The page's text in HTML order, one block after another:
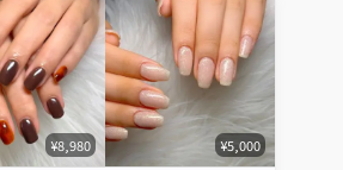
¥8,980 ¥5,000